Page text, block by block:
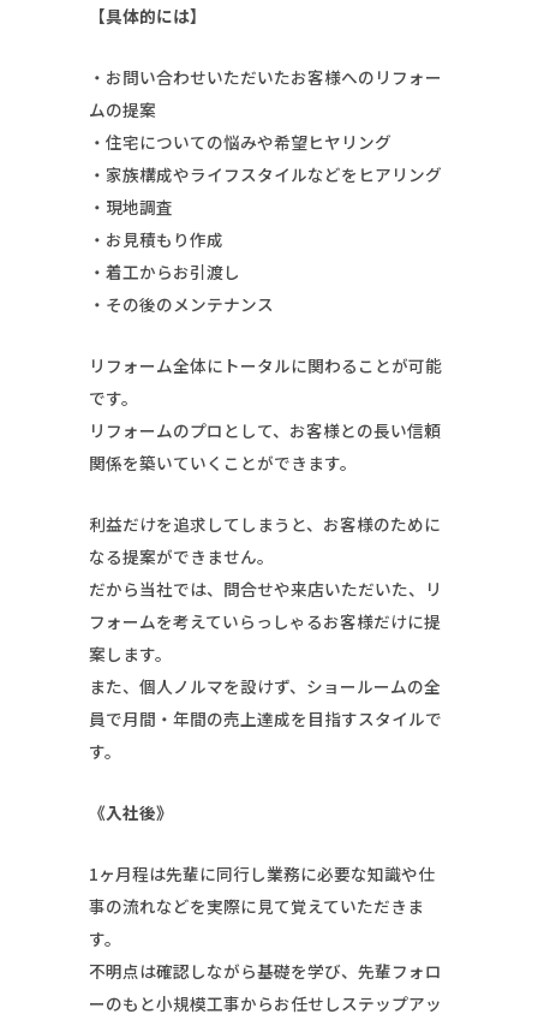
【具体的には】
・お問い合わせいただいたお客様へのリフォー
ムの提案
・住宅についての悩みや希望ヒヤリング
・家族構成やライフスタイルなどをヒアリング
・現地調査
・お見積もり作成
・着工からお引渡し
・その後のメンテナンス
リフォーム全体にトータルに関わることが可能
です。
リフォームのプロとして、お客様との長い信頼
関係を築いていくことができます。
利益だけを追求してしまうと、お客様のために
なる提案ができません。
だから当社では、問合せや来店いただいた、リ
フォームを考えていらっしゃるお客様だけに提
案します。
また、個人ノルマを設けず、ショールームの全
員で月間・年間の売上達成を目指すスタイルで
す。
《入社後》
1ヶ月程は先輩に同行し業務に必要な知識や仕
事の流れなどを実際に見て覚えていただきま
す。
不明点は確認しながら基礎を学び、先輩フォロ
ーのもと小規模工事からお任せしステップアッ